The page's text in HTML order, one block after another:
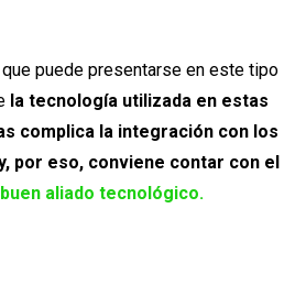
puede presentarse en este tipo
la tecnología utilizada en estas
complica la integración con los
por eso, conviene contar con el
buen aliado tecnológico.